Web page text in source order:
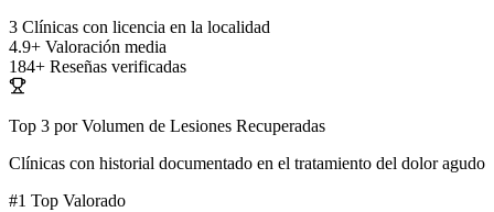
3 Clínicas con licencia en la localidad
4.9+ Valoración media
184+ Reseñas verificadas
Top 3 por Volumen de Lesiones Recuperadas
Clínicas con historial documentado en el tratamiento del dolor agudo
#1 Top Valorado